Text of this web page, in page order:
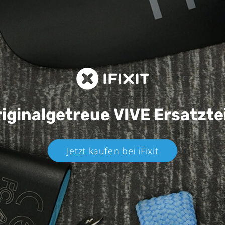
VIVE
Jetzt kaufen bei iFixit​